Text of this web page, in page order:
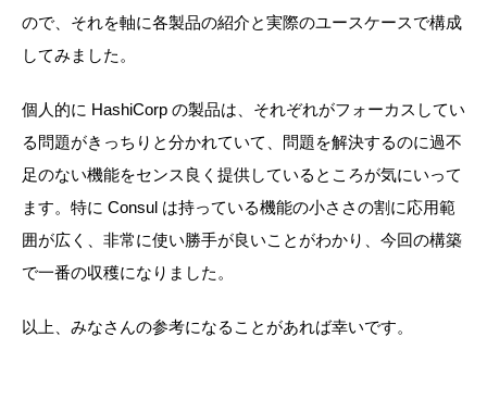
ので、それを軸に各製品の紹介と実際のユースケースで構成
してみました。
個人的に HashiCorp の製品は、それぞれがフォーカスしてい
る問題がきっちりと分かれていて、問題を解決するのに過不
足のない機能をセンス良く提供しているところが気にいって
ます。特に Consul は持っている機能の小ささの割に応用範
囲が広く、非常に使い勝手が良いことがわかり、今回の構築
で一番の収穫になりました。
以上、みなさんの参考になることがあれば幸いです。